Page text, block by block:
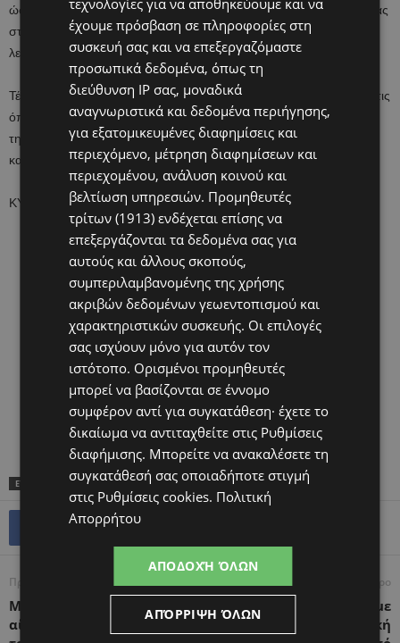
ώστε επιτέλους, όπως αναφέρει, οι συνθήκες μάθησης και εργασίας
στις αίθουσες διδασκαλίας όλων των σχολείων να είναι ασφαλείς,
λειτουργικές και αξιοπρεπείς.
Τέλος, καλεί όλους να λειτουργήσουν υποστηρικτικά, μακριά από τις
όποιες σκοπιμότητες, σε μια μεγαλεπήβολη προσπάθεια, που με
την ολοκλήρωσή της θα αλλάξει προς το καλύτερο την
καθημερινότητα των σχολείων.
ΚΥΠΕ
ΕΤΙΚΕΤΕΣ ΕΚΠΑΊΔΕΥΣΗ
Προηγούμενο άρθρο
Μωρά: Αναπτύσσουν την
αίσθηση του χιούμορ από
Επόμενο άρθρο
Η πρώτη εγκυμοσύνη με
εξωσωματική
τεχνολογίες για να αποθηκεύουμε και να
έχουμε πρόσβαση σε πληροφορίες στη
συσκευή σας και να επεξεργαζόμαστε
προσωπικά δεδομένα, όπως τη
διεύθυνση IP σας, μοναδικά
αναγνωριστικά και δεδομένα περιήγησης,
για εξατομικευμένες διαφημίσεις και
περιεχόμενο, μέτρηση διαφημίσεων και
περιεχομένου, ανάλυση κοινού και
βελτίωση υπηρεσιών. Προμηθευτές
τρίτων (1913) ενδέχεται επίσης να
επεξεργάζονται τα δεδομένα σας για
αυτούς και άλλους σκοπούς,
συμπεριλαμβανομένης της χρήσης
ακριβών δεδομένων γεωεντοπισμού και
χαρακτηριστικών συσκευής. Οι επιλογές
σας ισχύουν μόνο για αυτόν τον
ιστότοπο. Ορισμένοι προμηθευτές
μπορεί να βασίζονται σε έννομο
συμφέρον αντί για συγκατάθεση· έχετε το
δικαίωμα να αντιταχθείτε στις Ρυθμίσεις
διαφήμισης. Μπορείτε να ανακαλέσετε τη
συγκατάθεσή σας οποιαδήποτε στιγμή
στις Ρυθμίσεις cookies. Πολιτική
Απορρήτου
ΑΠΟΔΟΧΉ ΌΛΩΝ
ΑΠΌΡΡΙΨΗ ΌΛΩΝ